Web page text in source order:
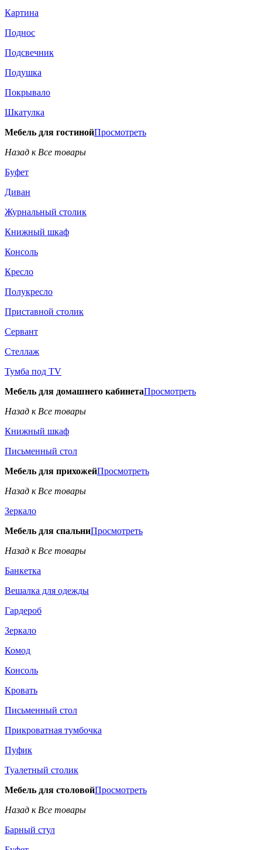
Картина
Поднос
Подсвечник
Подушка
Покрывало
Шкатулка
Мебель для гостинойПросмотреть
Назад к Все товары
Буфет
Диван
Журнальный столик
Книжный шкаф
Консоль
Кресло
Полукресло
Приставной столик
Сервант
Стеллаж
Тумба под TV
Мебель для домашнего кабинетаПросмотреть
Назад к Все товары
Книжный шкаф
Письменный стол
Мебель для прихожейПросмотреть
Назад к Все товары
Зеркало
Мебель для спальниПросмотреть
Назад к Все товары
Банкетка
Вешалка для одежды
Гардероб
Зеркало
Комод
Консоль
Кровать
Письменный стол
Прикроватная тумбочка
Пуфик
Туалетный столик
Мебель для столовойПросмотреть
Назад к Все товары
Барный стул